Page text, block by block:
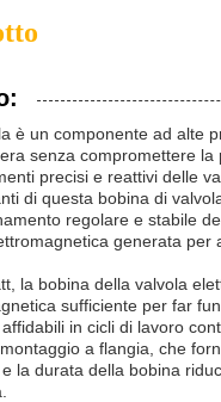
è un componente ad alte
senza compromettere
precisi e reattivi delle
di questa bobina di
regolare e stabile
generata
la bobina della valvola
sufficiente per far
in cicli di lavoro
a flangia, che
la durata della bobina